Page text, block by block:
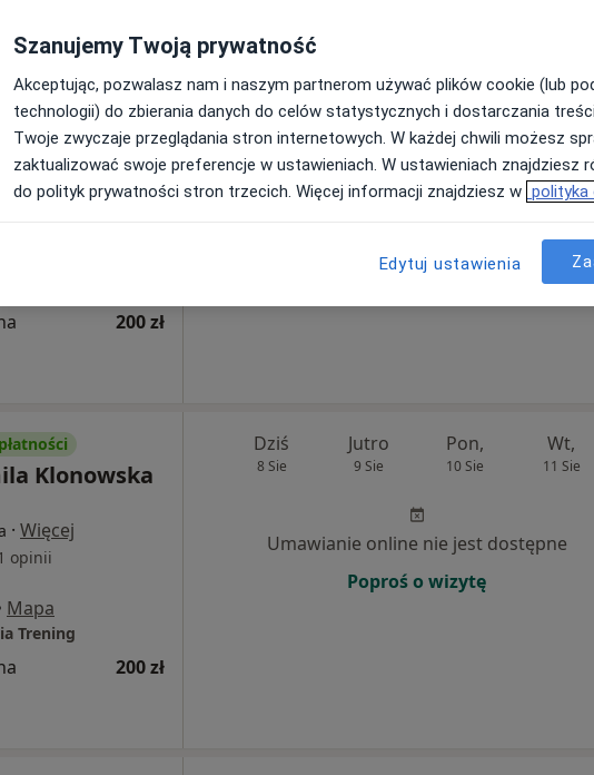
Jochemczyk
·Więcej
opinii
Trening
200 zł
Dziś
8 Sie
Jutro
9 Sie
Pon,
10 Sie
Wt,
11 Sie
Umawianie online nie jest dostępne
Klonowska
· Więcej
opinii
Mapa
Trening
200 zł
Dziś
8 Sie
Jutro
9 Sie
Pon,
10 Sie
Wt,
11 Sie
Umawianie online nie jest dostępne
Poproś o wizytę
Szanujemy Twoją prywatność
Akceptując, pozwalasz nam i naszym partnerom używać plików cookie (lub
technologii) do zbierania danych do celów statystycznych i dostarczania
Twoje zwyczaje przeglądania stron internetowych. W każdej chwili możesz
zaktualizować swoje preferencje w ustawieniach. W ustawieniach znajdziesz
do polityk prywatności stron trzecich. Więcej informacji znajdziesz w polityka
Edytuj ustawienia